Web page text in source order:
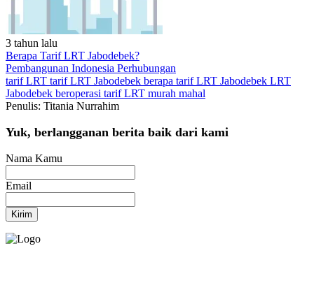
3 tahun lalu
Berapa Tarif LRT Jabodebek?
Pembangunan Indonesia Perhubungan
tarif LRT tarif LRT Jabodebek berapa tarif LRT Jabodebek LRT
Jabodebek beroperasi tarif LRT murah mahal
Penulis: Titania Nurrahim
Yuk, berlangganan berita baik dari kami
Nama Kamu
Email
Kirim